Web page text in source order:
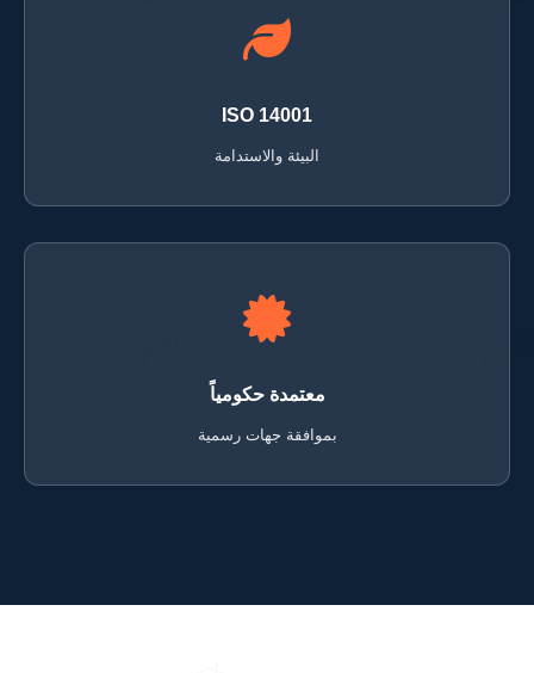
ISO 14001
البيئة والاستدامة
معتمدة حكومياً
بموافقة جهات رسمية